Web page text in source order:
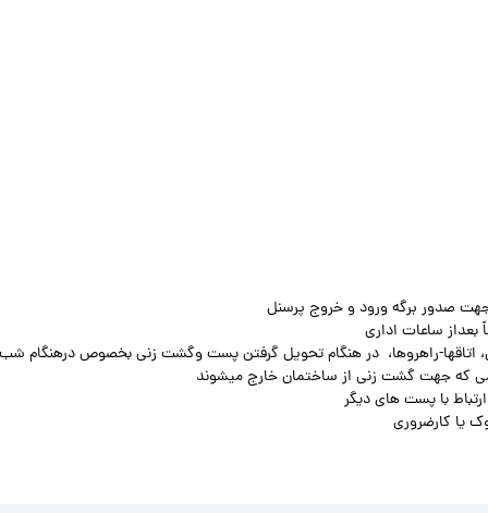
صدور برگه ورود و خروج پرسنل
ساعات اداری
اتاقها-راهروها، در هنگام تحویل گرفتن پست وگشت زنی بخصوص درهنگام شب
که جهت گشت زنی از ساختمان خارج میشوند
با پست های دیگر
یا کارضروری